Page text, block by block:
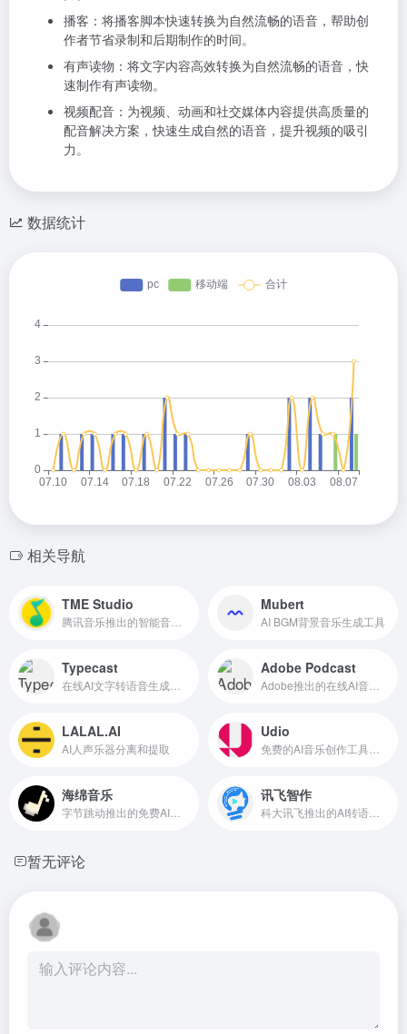
播客：将播客脚本快速转换为自然流畅的语音，帮助创
作者节省录制和后期制作的时间。
有声读物：将文字内容高效转换为自然流畅的语音，快
速制作有声读物。
视频配音：为视频、动画和社交媒体内容提供高质量的
配音解决方案，快速生成自然的语音，提升视频的吸引
力。
数据统计
相关导航
TME Studio Mubert
AI BGM背景音乐生成工具
Typecast Adobe Podcast
LALAL.AI
AI人声乐器分离和提取
Udio
海绵音乐 讯飞智作
暂无评论